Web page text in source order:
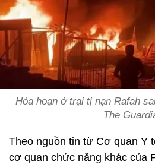
Hỏa hoạn ở trại tị nạn Rafah
The
Theo nguồn tin từ Cơ quan Y
cơ quan chức năng khác của